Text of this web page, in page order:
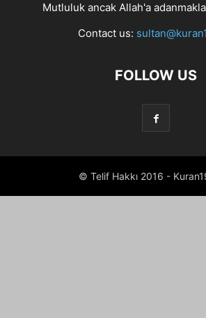
Mutluluk ancak Allah'a
Contact us:
FOLLOW US
© Telif Hakkı 2016 -